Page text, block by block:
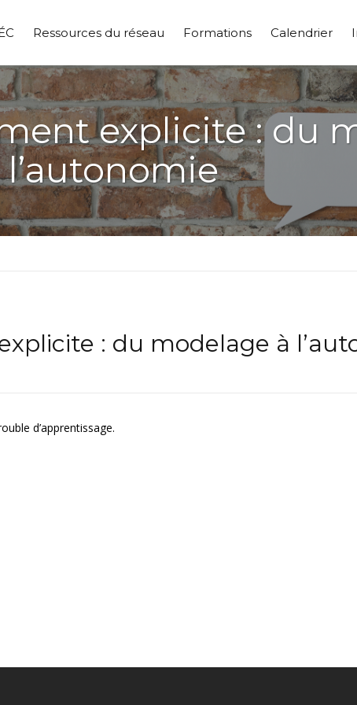
Ressources du réseau Formations Calendrier
explicite : du
l’autonomie
: du modelage à
d’apprentissage.